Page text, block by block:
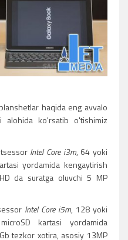
haqida eng avvalo
ko'rsatib o'tishimiz
Intel Core i3m, 64 yoki
yordamida kengaytirish
da suratga oluvchi 5 MP
Intel Core i5m, 128 yoki
kartasi yordamida
tezkor xotira, asosiy 13MP